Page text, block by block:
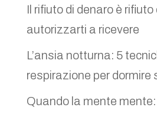
Il rifiuto di denaro è
autorizzarti a ricevere
L’ansia notturna: 5
respirazione per dormire
Quando la mente